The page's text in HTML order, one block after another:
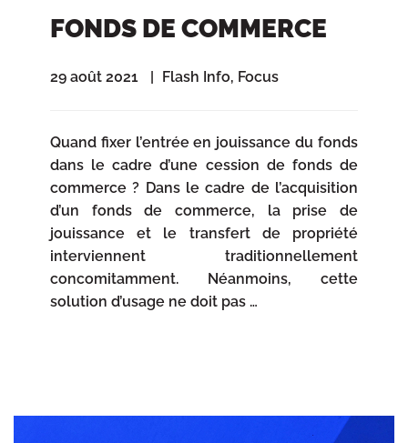
FONDS DE COMMERCE
29 août 2021 Flash Info, Focus
Quand fixer l’entrée en jouissance du fonds
dans le cadre d’une cession de fonds de
commerce ? Dans le cadre de l’acquisition
d’un fonds de commerce, la prise de
jouissance et le transfert de propriété
interviennent traditionnellement
concomitamment. Néanmoins, cette
solution d’usage ne doit pas …